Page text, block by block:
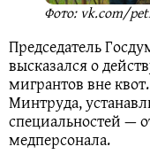
Фото: vk.com/
Председатель
высказался о
мигрантов вне
Минтруда,
специальностей —
медперсонала.